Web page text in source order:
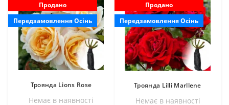
Продано
Передзамовлення Осінь
Троянда Lions Rose
Немає в наявностi
Продано
Передзамовлення Осінь
Троянда Lilli Marllene
Немає в наявностi